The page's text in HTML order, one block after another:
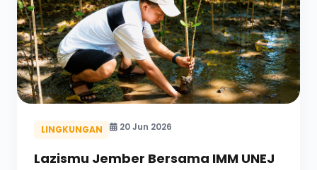
LINGKUNGAN 20 Jun 2026
Lazismu Jember Bersama IMM UNEJ